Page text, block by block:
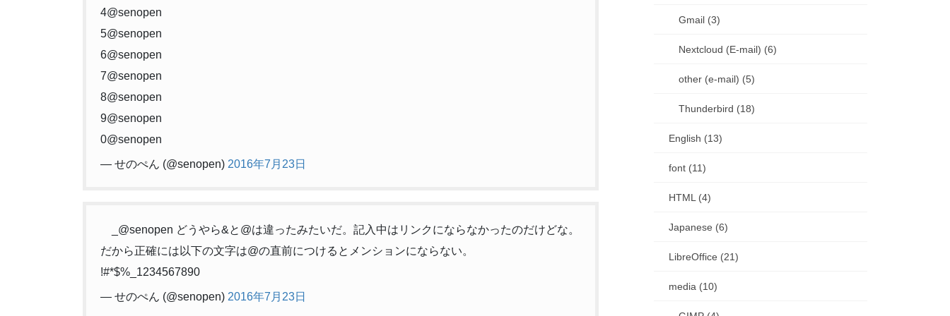
4@senopen
5@senopen
6@senopen
7@senopen
8@senopen
9@senopen
0@senopen
— せのぺん (@senopen) 2016年7月23日
_@senopen どうやら&と@は違ったみたいだ。記入中はリンクにならなかったのだけどな。
だから正確には以下の文字は@の直前につけるとメンションにならない。
!#*$%_1234567890
— せのぺん (@senopen) 2016年7月23日
Gmail (3)
Nextcloud (E-mail) (6)
other (e-mail) (5)
Thunderbird (18)
English (13)
font (11)
HTML (4)
Japanese (6)
LibreOffice (21)
media (10)